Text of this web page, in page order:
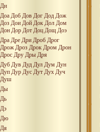
Дн
Доа Доб Дов Дог Дод Дож
Доз Дои Дой Док Дол Дом
Дон Дор Дот Доц Дощ Доэ
Дра Дре Дри Дроб Дрог
Дрож Дроз Дрок Дром Дрон
Дрос Дру Дры Дря
Дуб Дув Дуд Дул Дум Дун
Дуп Дур Дус Дут Дух Дуч
Душ
Ды
Дь
Дэ
Дю
Дя